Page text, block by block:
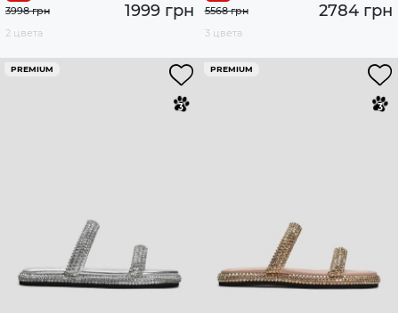
1999 грн
3998 грн
2 цвета
2784 грн
5568 грн
3 цвета
PREMIUM PREMIUM